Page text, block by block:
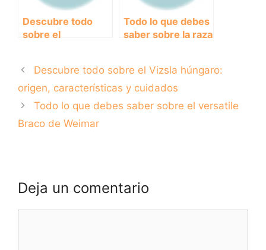
Descubre todo
sobre el
Origen,
características y
cuidados
Todo lo que debes
saber sobre la raza
cuidados y
curiosidades
Descubre todo sobre el Vizsla húngaro:
origen, características y cuidados
Todo lo que debes saber sobre el versatile
Braco de Weimar
Deja un comentario